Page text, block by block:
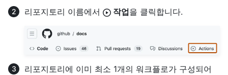
리포지토리 이름에서
작업을 클릭합니다.
리포지토리에 이미 최소 1개의 워크플로가 구성되어